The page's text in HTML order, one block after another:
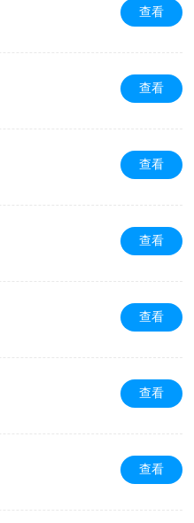
查看
查看
查看
查看
查看
查看
查看